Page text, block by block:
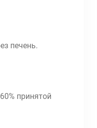
печень.
принятой